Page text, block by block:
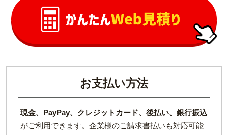
お支払い方法
現金、PayPay、クレジットカード、後払い、銀行振込
がご利用できます。企業様のご請求書払いも対応可能